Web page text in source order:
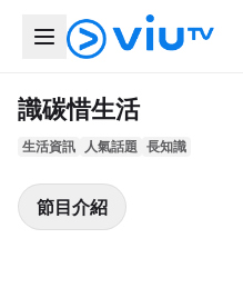
識碳惜生活
生活資訊 人氣話題 長知識
節目介紹